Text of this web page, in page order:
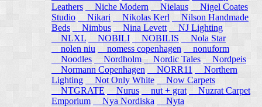
Leathers
Niche Modern Nielaus
Nigel Coates
Studio
Nikari Nikolas Kerl
Nilson Handmade
Beds
Nimbus Nina Levett
NJ Lighting
NLXL
NOBILI NOBILIS
Nola Star
nolen niu
nomess copenhagen
nonuform
Noodles
Nordholm Nordic Tales
Nordpeis
Normann Copenhagen
NORR11
Northern
Lighting
Not Only White
Now Carpets
NTGRATE
Nurus nut + grat
Nuzrat Carpet
Emporium
Nya Nordiska Nyta